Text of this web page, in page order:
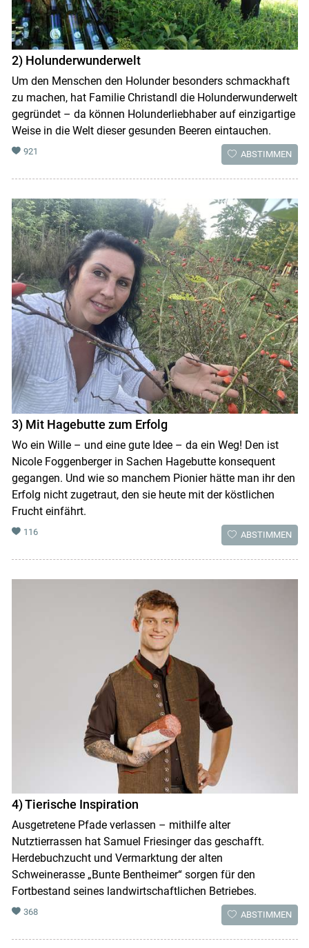
Skip to main content
2) Holunderwunderwelt
Um den Menschen den Holunder besonders schmackhaft
zu machen, hat Familie Christandl die Holunderwunderwelt
gegründet – da können Holunderliebhaber auf einzigartige
Weise in die Welt dieser gesunden Beeren eintauchen.
921 ABSTIMMEN
3) Mit Hagebutte zum Erfolg
Wo ein Wille – und eine gute Idee – da ein Weg! Den ist
Nicole Foggenberger in Sachen Hagebutte konsequent
gegangen. Und wie so manchem Pionier hätte man ihr den
Erfolg nicht zugetraut, den sie heute mit der köstlichen
Frucht einfährt.
116 ABSTIMMEN
4) Tierische Inspiration
Ausgetretene Pfade verlassen – mithilfe alter
Nutztierrassen hat Samuel Friesinger das geschafft.
Herdebuchzucht und Vermarktung der alten
Schweinerasse „Bunte Bentheimer“ sorgen für den
Fortbestand seines landwirtschaftlichen Betriebes.
368 ABSTIMMEN